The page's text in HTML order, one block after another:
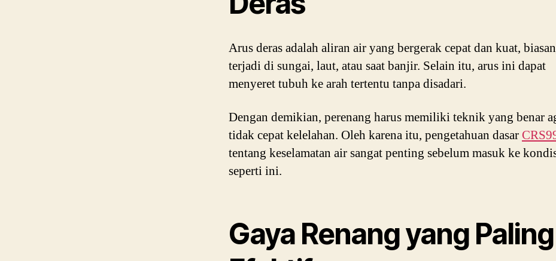
Arus deras adalah aliran air yang bergerak cepat dan kuat,
terjadi di sungai, laut, atau saat banjir. Selain itu, arus ini dapat
menyeret tubuh ke arah tertentu tanpa disadari.
Dengan demikian, perenang harus memiliki teknik yang benar
tidak cepat kelelahan. Oleh karena itu, pengetahuan dasar
tentang keselamatan air sangat penting sebelum masuk ke
seperti ini.
Gaya Renang yang Paling